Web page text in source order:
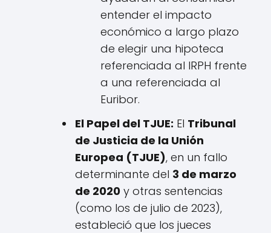
entender el impacto
económico a largo plazo
de elegir una hipoteca
referenciada al IRPH frente
a una referenciada al
Euribor.
El Papel del TJUE: El Tribunal
de Justicia de la Unión
Europea (TJUE), en un fallo
determinante del 3 de marzo
de 2020 y otras sentencias
(como los de julio de 2023),
estableció que los jueces